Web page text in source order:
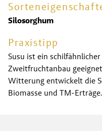
Silosorghum
Praxistipp
Susu ist ein
Zweitfruchtanbau
Witterung entwickelt die
Biomasse und TM-Erträge.